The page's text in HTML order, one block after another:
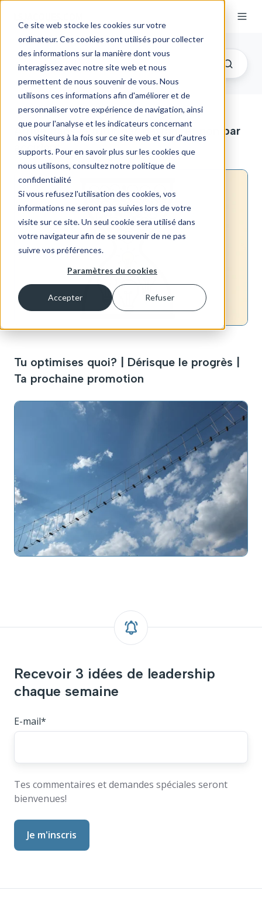
Ce site web stocke les cookies sur votre
ordinateur. Ces cookies sont utilisés pour collecter
des informations sur la manière dont vous
interagissez avec notre site web et nous
permettent de nous souvenir de vous. Nous
utilisons ces informations afin d'améliorer et de
personnaliser votre expérience de navigation, ainsi
que pour l'analyse et les indicateurs concernant
nos visiteurs à la fois sur ce site web et sur d'autres
supports. Pour en savoir plus sur les cookies que
nous utilisons, consultez notre politique de
confidentialité
Si vous refusez l'utilisation des cookies, vos
informations ne seront pas suivies lors de votre
visite sur ce site. Un seul cookie sera utilisé dans
votre navigateur afin de se souvenir de ne pas
suivre vos préférences.
Paramètres du cookies
Accepter Refuser
Arrive dans le futur par design, et non par
accident
Tu optimises quoi? | Dérisque le progrès |
Ta prochaine promotion
Recevoir 3 idées de leadership
chaque semaine
E-mail*
Tes commentaires et demandes spéciales seront
bienvenues!